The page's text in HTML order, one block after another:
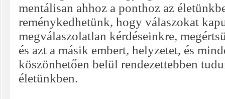
mentálisan ahhoz a ponthoz az
reménykedhetünk, hogy válaszokat
megválaszolatlan kérdéseinkre,
és azt a másik embert, helyzetet, és
köszönhetően belül rendezettebben
életünkben.